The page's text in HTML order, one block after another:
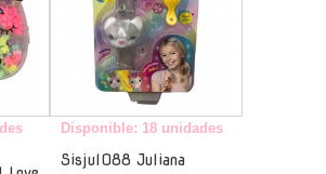
Disponible: 18 unidades
Sisjul088 Juliana